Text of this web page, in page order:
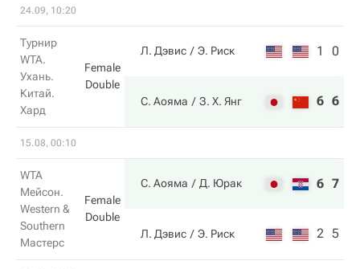
24.09, 10:20
Турнир
WTA.
Ухань.
Китай.
Хард
Female
Double
Л. Дэвис Э. Риск 1 0
С. Аояма З. Х. Янг 6 6
15.08, 00:10
WTA
Мейсон.
Western &
Southern
Мастерс
Female
Double
С. Аояма Д. Юрак 6 7
Л. Дэвис Э. Риск 2 5